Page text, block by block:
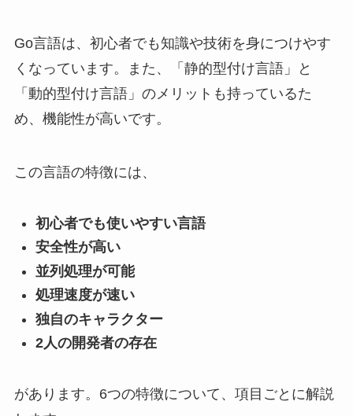
Go言語は、初心者でも知識や技術を身につけやす
くなっています。また、「静的型付け言語」と
「動的型付け言語」のメリットも持っているた
め、機能性が高いです。
この言語の特徴には、
初心者でも使いやすい言語
安全性が高い
並列処理が可能
処理速度が速い
独自のキャラクター
2人の開発者の存在
があります。6つの特徴について、項目ごとに解説